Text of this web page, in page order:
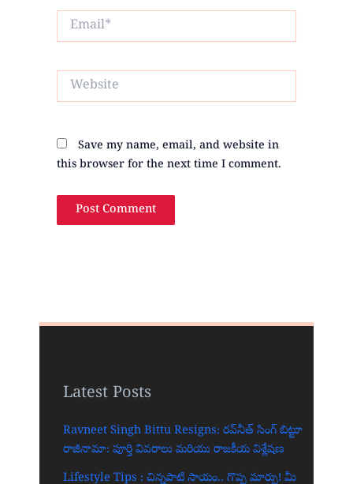
Email*
Website
Save my name, email, and website in
this browser for the next time I comment.
Latest Posts
Ravneet Singh Bittu Resigns: రవ్‌నీత్ సింగ్ బిట్టూ
రాజీనామా: పూర్తి వివరాలు మరియు రాజకీయ విశ్లేషణ
Lifestyle Tips : చిన్నపాటి సాయం.. గొప్ప మార్పు! మీ